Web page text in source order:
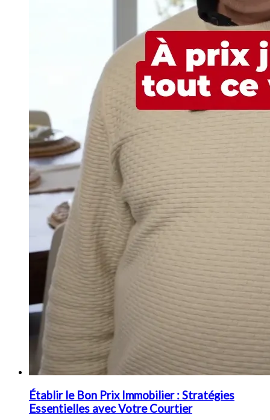
Établir le Bon Prix Immobilier : Stratégies
Essentielles avec Votre Courtier